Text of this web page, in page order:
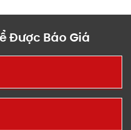
Được Báo Giá